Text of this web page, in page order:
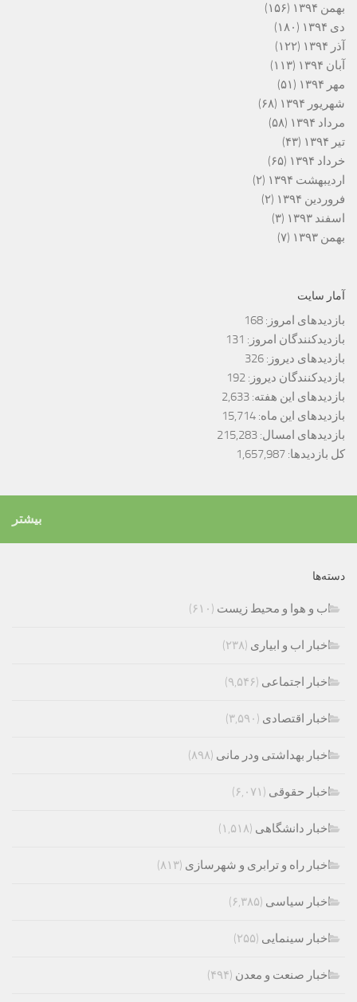
بهمن ۱۳۹۴
(۱۵۶)
دی ۱۳۹۴
(۱۸۰)
آذر ۱۳۹۴
(۱۲۲)
آبان ۱۳۹۴
(۱۱۳)
مهر ۱۳۹۴
(۵۱)
شهریور ۱۳۹۴
(۶۸)
مرداد ۱۳۹۴
(۵۸)
تیر ۱۳۹۴
(۴۳)
خرداد ۱۳۹۴
(۶۵)
اردیبهشت ۱۳۹۴
(۲)
فروردین ۱۳۹۴
(۲)
اسفند ۱۳۹۳
(۳)
بهمن ۱۳۹۳
(۷)
آمار سایت
بازدیدهای امروز: 168
بازدیدکنندگان امروز: 131
بازدیدهای دیروز: 326
بازدیدکنندگان دیروز: 192
بازدیدهای این هفته: 2,633
بازدیدهای این ماه: 15,714
بازدیدهای امسال: 215,283
کل بازدیدها: 1,657,987
بیشتر
دسته‌ها
اب و هوا و محیط زیست (۶۱۰)
اخبار اب و ابیاری (۲۳۸)
اخبار اجتماعی (۹,۵۴۶)
اخبار اقتصادی (۳,۵۹۰)
اخبار بهداشتی ودر مانی (۸۹۸)
اخبار حقوقی (۶,۰۷۱)
اخبار دانشگاهی (۱,۵۱۸)
اخبار راه و ترابری و شهرسازی (۸۱۳)
اخبار سیاسی (۶,۳۸۵)
اخبار سینمایی (۲۵۵)
اخبار صنعت و معدن (۴۹۴)